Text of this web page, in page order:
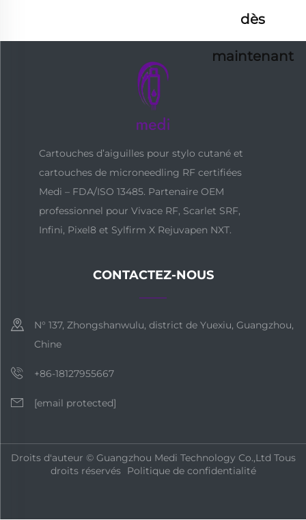
dès
maintenant
Cartouches d’aiguilles pour stylo cutané et
cartouches de microneedling RF certifiées
Medi – FDA/ISO 13485. Partenaire OEM
professionnel pour Vivace RF, Scarlet SRF,
Infini, Pixel8 et Sylfirm X Rejuvapen NXT.
CONTACTEZ-NOUS
N° 137, Zhongshanwulu, district de Yuexiu, Guangzhou,
Chine
+86-18127955667
[email protected]
Droits d'auteur © Guangzhou Medi Technology Co.,Ltd Tous
droits réservés Politique de confidentialité